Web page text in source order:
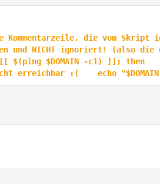
die vom Skript
und NICHT ignoriert! (also
[[ $(ping $DOMAIN -c1) ]];
erreichbar :(    echo